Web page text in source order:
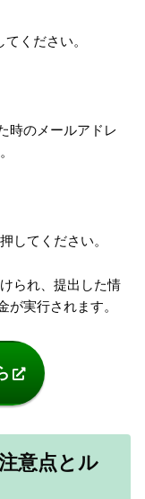
ください。
時のメールアドレ
してください。
られ、提出した情
が実行されます。
意点とル